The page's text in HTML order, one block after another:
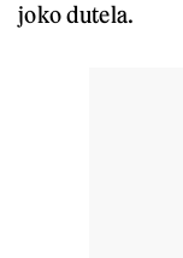
joko dutela.